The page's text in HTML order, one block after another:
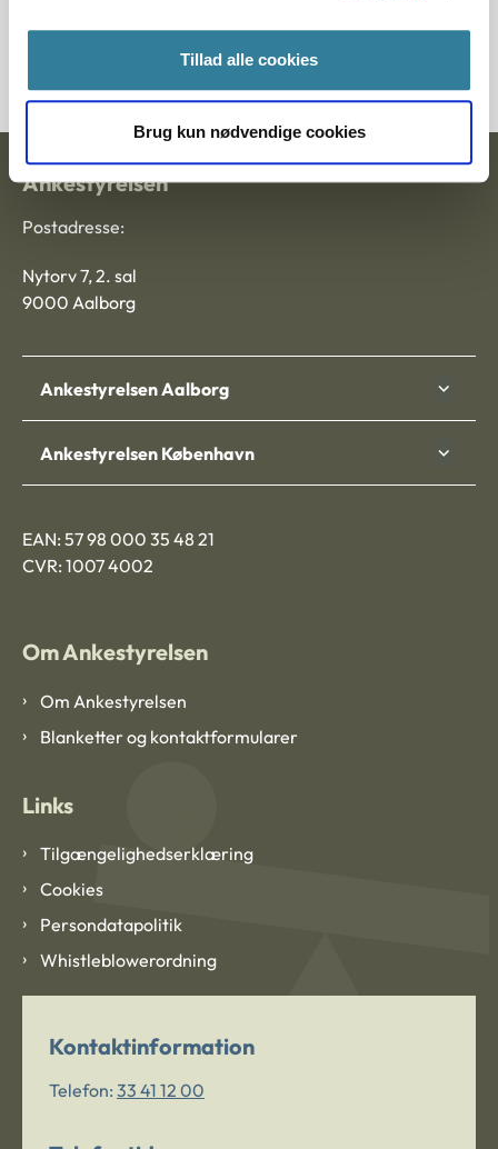
Tillad alle cookies
Brug kun nødvendige cookies
Ankestyrelsen
Postadresse:
Nytorv 7, 2. sal
9000 Aalborg
Ankestyrelsen Aalborg
Ankestyrelsen København
EAN: 57 98 000 35 48 21
CVR: 1007 4002
Om Ankestyrelsen
Om Ankestyrelsen
Blanketter og kontaktformularer
Links
Tilgængelighedserklæring
Cookies
Persondatapolitik
Whistleblowerordning
Kontaktinformation
Telefon: 33 41 12 00